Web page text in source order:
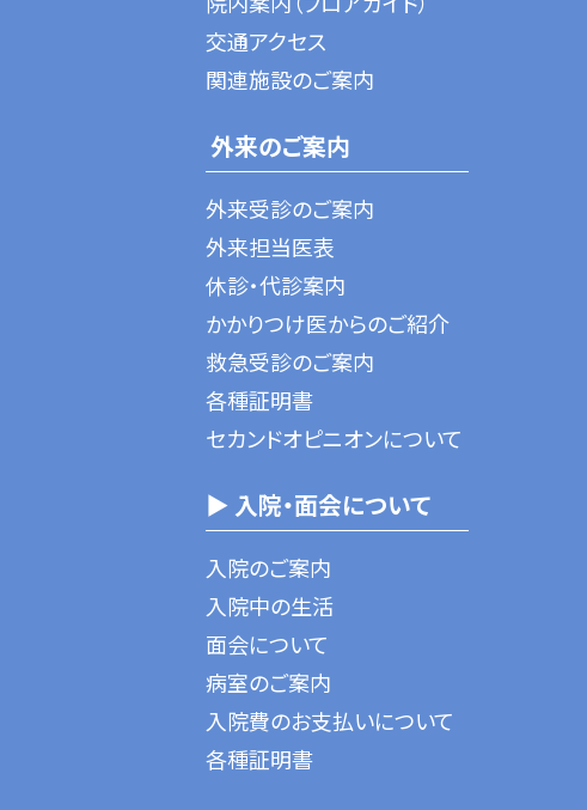
交通アクセス
関連施設のご案内
外来のご案内
外来受診のご案内
外来担当医表
休診・代診案内
かかりつけ医からのご紹介
救急受診のご案内
各種証明書
セカンドオピニオンについて
▶ 入院・面会について
入院のご案内
入院中の生活
面会について
病室のご案内
入院費のお支払いについて
各種証明書